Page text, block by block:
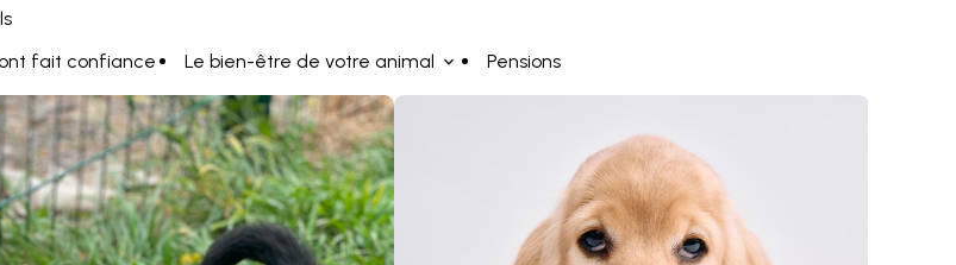
ont fait confiance Le bien-être de votre animal Pensions